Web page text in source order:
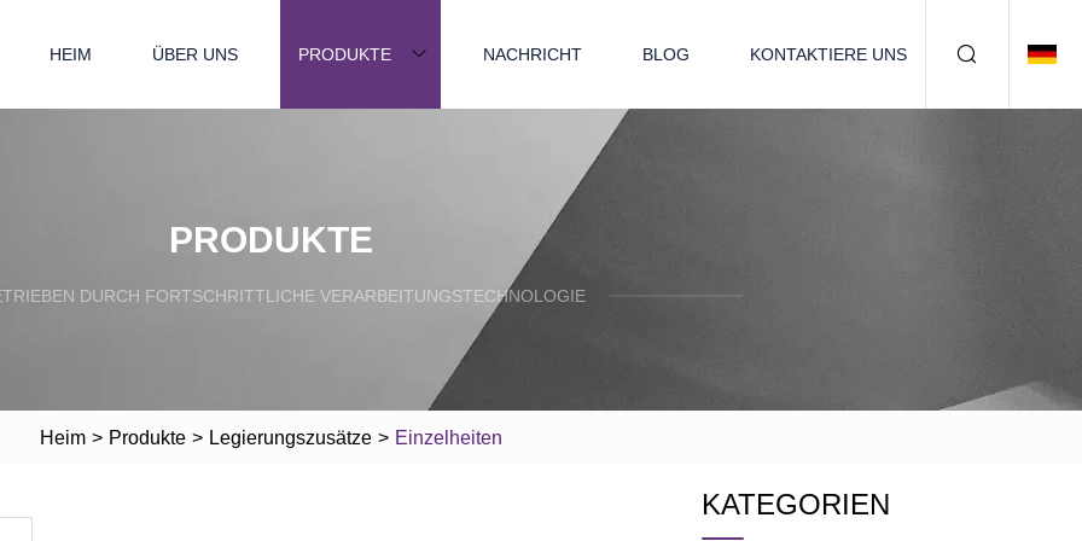
HEIM ÜBER UNS PRODUKTE NACHRICHT BLOG KONTAKTIERE UNS
PRODUKTE
DURCH FORTSCHRITTLICHE VERARBEITUNGSTECHNOLOGIE
Heim > Produkte > Legierungszusätze > Einzelheiten
KATEGORIEN